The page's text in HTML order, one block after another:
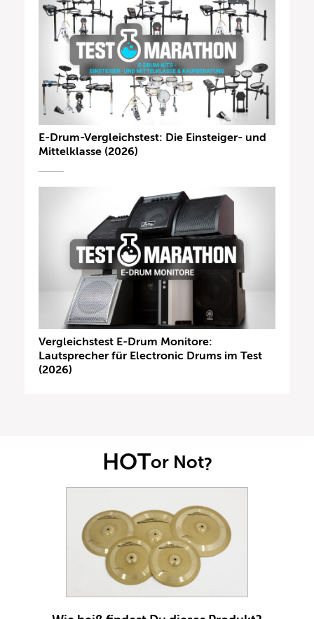
E-Drum-Vergleichstest: Die Einsteiger- und
Mittelklasse (2026)
Vergleichstest E-Drum Monitore:
Lautsprecher für Electronic Drums im Test
(2026)
HOTor Not?